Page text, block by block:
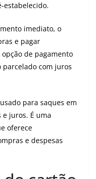
estabelecido.
imediato, o
e pagar
de pagamento
com juros
para saques em
juros. É uma
oferece
e despesas